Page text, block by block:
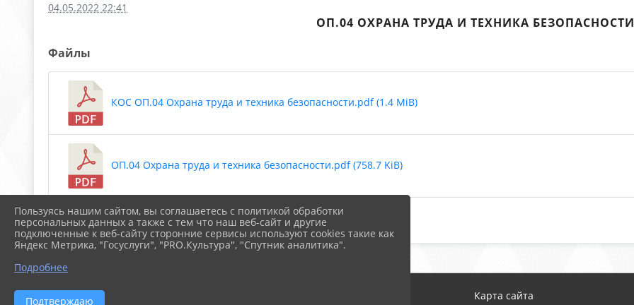
04.05.2022 22:41
ОП.04 ОХРАНА ТРУДА И ТЕХНИКА БЕЗОПАСНОСТИ
Файлы
КОС ОП.04 Охрана труда и техника безопасности.pdf (1.4 MiB)
ОП.04 Охрана труда и техника безопасности.pdf (758.7 KiB)
Скачать все
2026 г. arspik.ru Карта сайта
Пользуясь нашим сайтом, вы соглашаетесь с политикой обработки
персональных данных а также с тем что наш веб-сайт и другие
подключенные к веб-сайту сторонние сервисы используют cookies такие как
Яндекс Метрика, "Госуслуги", "PRO.Культура", "Спутник аналитика".
Подробнее
Подтверждаю